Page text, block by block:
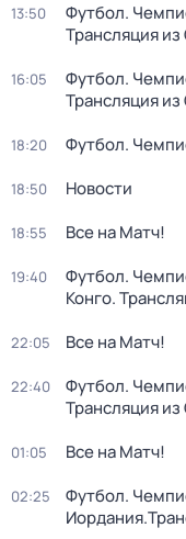
13:50
Футбол.
Трансляция
16:05
Футбол.
Трансляция
18:20 Футбол.
18:50 Новости
18:55 Все на Матч!
19:40
Футбол.
Конго.
22:05 Все на Матч!
22:40
Футбол.
Трансляция
01:05 Все на Матч!
02:25
Футбол.